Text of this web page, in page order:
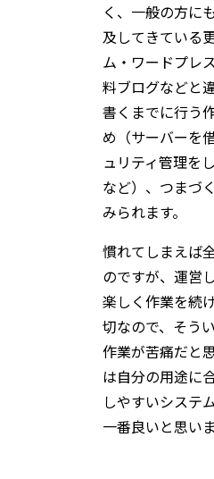
く、一般の方に
及してきている
ム・ワードプレ
料ブログなどと
書くまでに行う
め（サーバーを
ュリティ管理を
など）、つまづ
みられます。
慣れてしまえば
のですが、運営
楽しく作業を続
切なので、そう
作業が苦痛だと
は自分の用途に
しやすいシステ
一番良いと思いま